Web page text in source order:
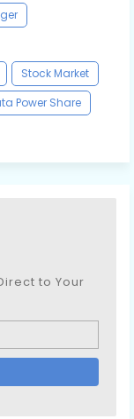
Stock Market
Power Share
to Your